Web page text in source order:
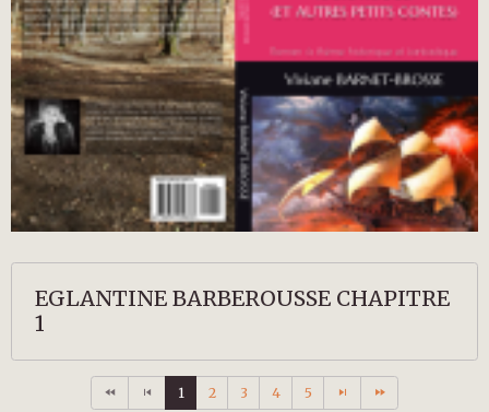
EGLANTINE BARBEROUSSE CHAPITRE
1
1 2 3 4 5